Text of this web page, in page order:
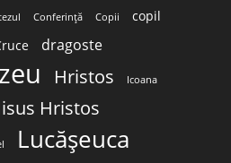
Conferință Copii
copil
dragoste
Hristos Icoana
Hristos
Lucășeuca